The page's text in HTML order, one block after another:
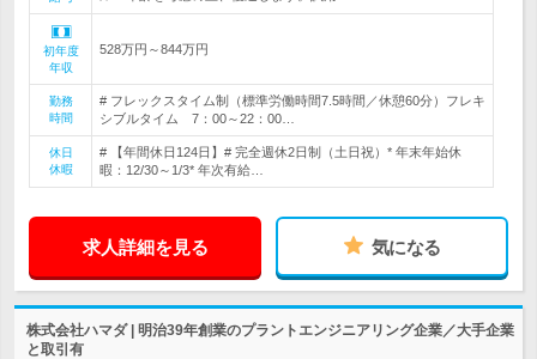
初年度
年収
528万円～844万円
勤務
時間
# フレックスタイム制（標準労働時間7.5時間／休憩60分）フレキ
シブルタイム 7：00～22：00…
休日
休暇
# 【年間休日124日】# 完全週休2日制（土日祝）* 年末年始休
暇：12/30～1/3* 年次有給…
求人詳細を見る 気になる
株式会社ハマダ | 明治39年創業のプラントエンジニアリング企業／大手企業
と取引有